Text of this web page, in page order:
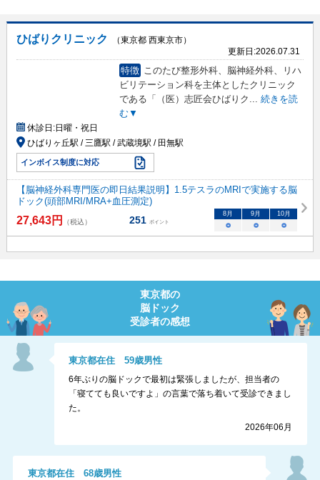
ひばりクリニック
（東京都 西東京市）
更新日:2026.07.31
特徴 このたび整形外科、脳神経外科、リハ
ビリテーション科を主体としたクリニック
である「（医）志匠会ひばりク ... 続きを読
む▼
休診日:日曜・祝日
ひばりヶ丘駅 / 三鷹駅 / 武蔵境駅 / 田無駅
インボイス制度に対応
【脳神経外科専門医の即日結果説明】1.5テスラのMRIで実施する脳
ドック(頭部MRI/MRA+血圧測定)
27,643円 （税込） 251 ポイント
8月 9月 10月
○ ○ ○
東京都の
脳ドック
受診者の感想
東京都在住59歳男性
6年ぶりの脳ドックで最初は緊張しましたが、担当者の
「寝てても良いですよ」の言葉で落ち着いて受診できまし
た。
2026年06月
東京都在住 68歳男性